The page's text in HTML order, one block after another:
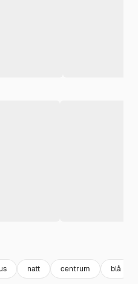
natt centrum blå